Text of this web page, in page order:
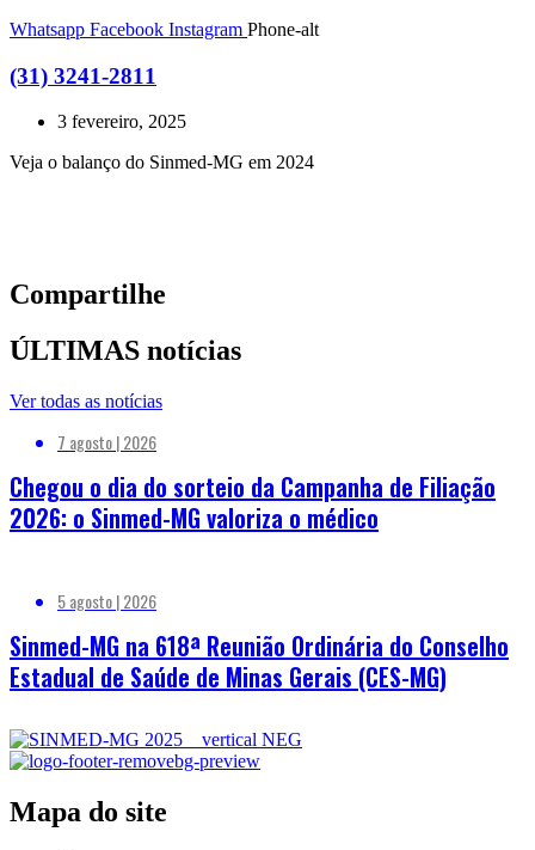
Whatsapp Facebook Instagram Phone-alt
(31) 3241-2811
3 fevereiro, 2025
Veja o balanço do Sinmed-MG em 2024
Compartilhe
ÚLTIMAS notícias
Ver todas as notícias
7 agosto | 2026
Chegou o dia do sorteio da Campanha de Filiação
2026: o Sinmed-MG valoriza o médico
5 agosto | 2026
Sinmed-MG na 618ª Reunião Ordinária do Conselho
Estadual de Saúde de Minas Gerais (CES-MG)
Mapa do site